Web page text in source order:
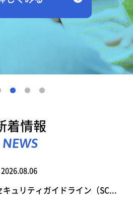
着情報
NEWS
2026.08.06
キュリティガイドライン（SC...